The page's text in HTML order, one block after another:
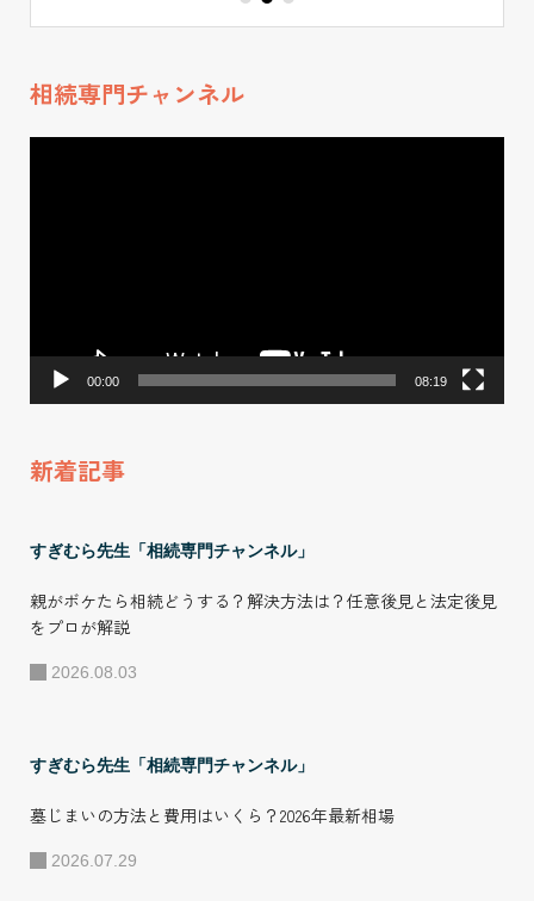
年 自身が行う相
自社だけでなく全
する相続コンサル
相続相談に対応し
ベート・その他の
相続専門チャンネル
00:00 08:19
新着記事
すぎむら先生「相続専門チャンネル」
親がボケたら相続どうする？解決方法は？任意後見と法定後見
をプロが解説
2026.08.03
すぎむら先生「相続専門チャンネル」
墓じまいの方法と費用はいくら？2026年最新相場
2026.07.29